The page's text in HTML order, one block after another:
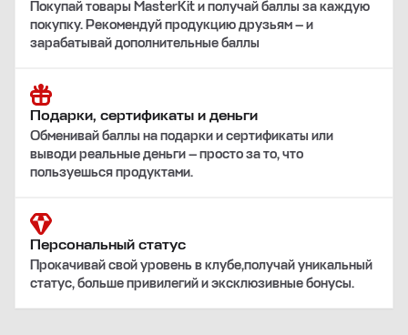
Покупай товары MasterKit и получай баллы за каждую
покупку. Рекомендуй продукцию друзьям — и
зарабатывай дополнительные баллы
Подарки, сертификаты и деньги
Обменивай баллы на подарки и сертификаты или
выводи реальные деньги — просто за то, что
пользуешься продуктами.
Персональный статус
Прокачивай свой уровень в клубе,получай уникальный
статус, больше привилегий и эксклюзивные бонусы.